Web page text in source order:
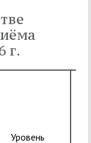
г.
Уровень